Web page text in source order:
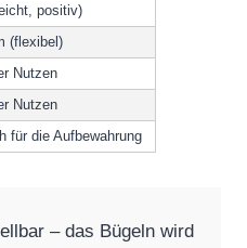
positiv)
(flexibel)
Nutzen
Nutzen
für die Aufbewahrung
– das Bügeln wird